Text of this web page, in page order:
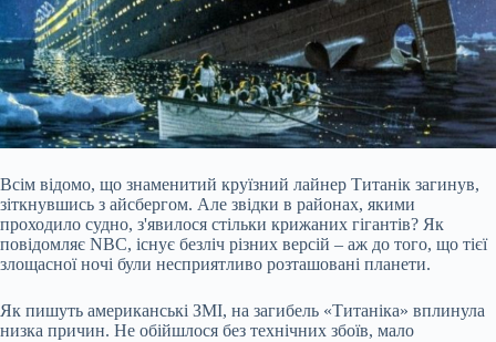
Всім відомо, що знаменитий круїзний лайнер Титанік загинув,
зіткнувшись з айсбергом. Але звідки в районах, якими
проходило судно, з'явилося стільки крижаних гігантів? Як
повідомляє NBC, існує безліч різних версій – аж до того, що тієї
злощасної ночі були несприятливо розташовані планети.
Як пишуть американські ЗМІ, на загибель «Титаніка» вплинула
низка причин. Не обійшлося без технічних збоїв, мало